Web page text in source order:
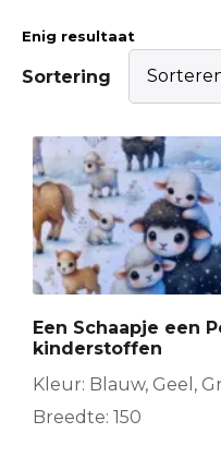
Enig resultaat
Sortering
Een Schaapje een
kinderstoffen
Kleur: Blauw, Geel,
Breedte: 150